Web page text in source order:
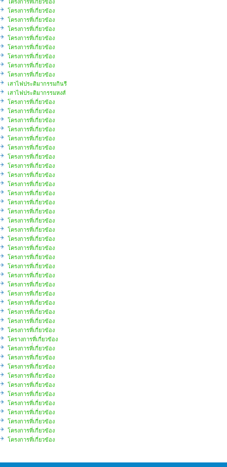
โครงการที่เกี่ยวข้อง
โครงการที่เกี่ยวข้อง
โครงการที่เกี่ยวข้อง
โครงการที่เกี่ยวข้อง
โครงการที่เกี่ยวข้อง
โครงการที่เกี่ยวข้อง
โครงการที่เกี่ยวข้อง
โครงการที่เกี่ยวข้อง
โครงการที่เกี่ยวข้อง
เสาไฟประติมากรรมกินรี
เสาไฟประติมากรรมหงส์
โครงการที่เกี่ยวข้อง
โครงการที่เกี่ยวข้อง
โครงการที่เกี่ยวข้อง
โครงการที่เกี่ยวข้อง
โครงการที่เกี่ยวข้อง
โครงการที่เกี่ยวข้อง
โครงการที่เกี่ยวข้อง
โครงการที่เกี่ยวข้อง
โครงการที่เกี่ยวข้อง
โครงการที่เกี่ยวข้อง
โครงการที่เกี่ยวข้อง
โครงการที่เกี่ยวข้อง
โครงการที่เกี่ยวข้อง
โครงการที่เกี่ยวข้อง
โครงการที่เกี่ยวข้อง
โครงการที่เกี่ยวข้อง
โครงการที่เกี่ยวข้อง
โครงการที่เกี่ยวข้อง
โครงการที่เกี่ยวข้อง
โครงการที่เกี่ยวข้อง
โครงการที่เกี่ยวข้อง
โครงการที่เกี่ยวข้อง
โครงการที่เกี่ยวข้อง
โครงการที่เกี่ยวข้อง
โครงการที่เกี่ยวข้อง
โครงการที่เกี่ยวข้อง
โครางการที่เกี่ยวข้อง
โครงการที่่เกี่ยวข้อง
โครงการที่เกี่ยวข้อง
โครงการที่เกี่ยวข้อง
โครงการที่เกี่ยวข้อง
โครงการที่เกี่ยวข้อง
โครงการที่เกี่ยวข้อง
โครงการที่เกี่ยวข้อง
โครงการที่เกี่ยวข้อง
โครงการที่เกี่ยวข้อง
โครงการที่เกี่ยวข้อง
โครงการที่เกี่ยวข้อง